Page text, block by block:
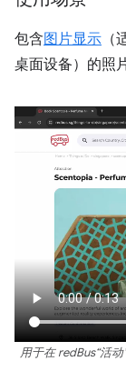
包含图片显示
桌面设备）的照
用于在 redBus“活